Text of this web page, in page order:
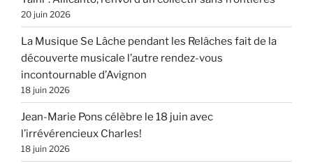
20 juin 2026
La Musique Se Lâche pendant les Relâches fait de la
découverte musicale l’autre rendez-vous
incontournable d’Avignon
18 juin 2026
Jean-Marie Pons célèbre le 18 juin avec
l’irrévérencieux Charles!
18 juin 2026